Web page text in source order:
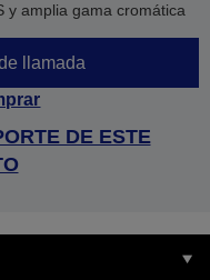
y amplia gama cromática
llamada
DE ESTE